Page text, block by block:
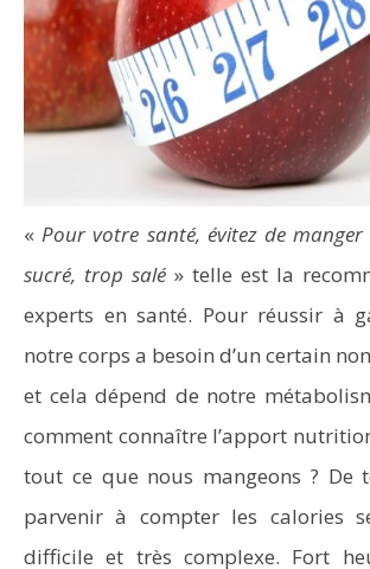
«Pour votre santé, évitez de
sucré, trop salé » telle est la
experts en santé. Pour réussir à
notre corps a besoin d’un certain
et cela dépend de notre
comment connaître l’apport
tout ce que nous mangeons ? De
parvenir à compter les calories
difficile et très complexe. Fort